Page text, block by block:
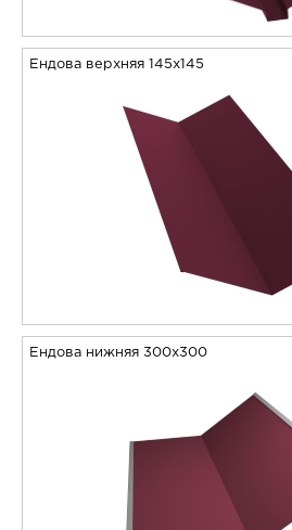
Ендова верхняя 145х145
Ендова нижняя 300х300